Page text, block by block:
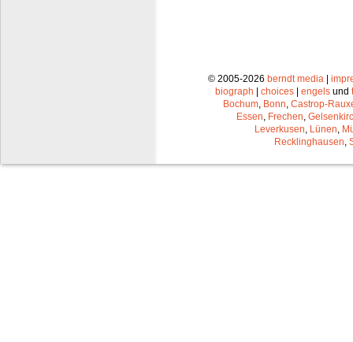
© 2005-2026 berndt media |
biograph | choices | engels und
Bochum Bonn Castrop-
Essen Frechen
Leverkusen Lünen
Recklinghausen